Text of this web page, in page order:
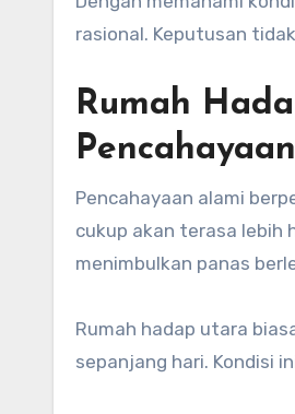
rasional. Keputusan
Rumah
Pencahayaan alami
cukup akan terasa lebih
menimbulkan panas
Rumah hadap utara
sepanjang hari. Kondisi